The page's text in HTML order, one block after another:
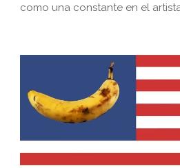
como una constante en el